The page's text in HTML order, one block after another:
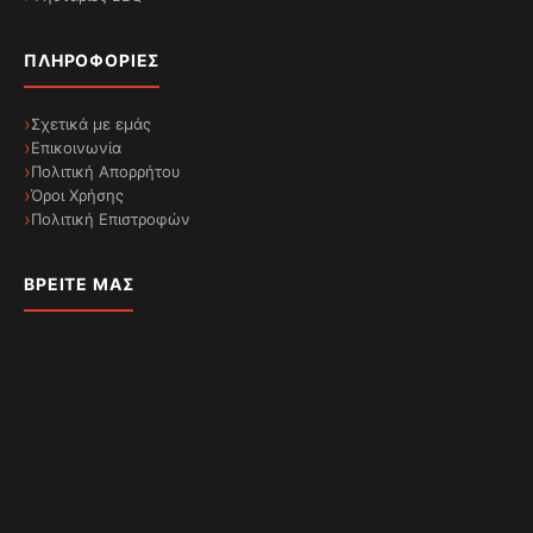
ΠΛΗΡΟΦΟΡΊΕΣ
Σχετικά με εμάς
Επικοινωνία
Πολιτική Απορρήτου
Όροι Χρήσης
Πολιτική Επιστροφών
ΒΡΕΊΤΕ ΜΑΣ